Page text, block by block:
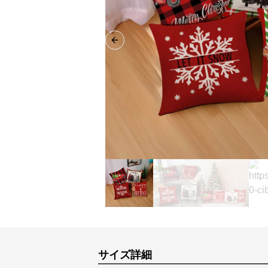
Previous slide
サイズ詳細